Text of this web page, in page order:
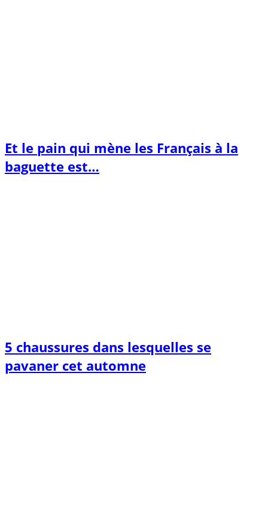
Et le pain qui mène les Français à la
baguette est…
5 chaussures dans lesquelles se
pavaner cet automne